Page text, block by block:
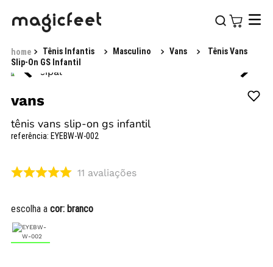
Tênis Infantis Masculino Vans
Tênis Vans
Slip-On GS Infantil
vans
tênis vans slip-on gs infantil
referência: EYEBW-W-002
11 avaliações
escolha a cor: branco